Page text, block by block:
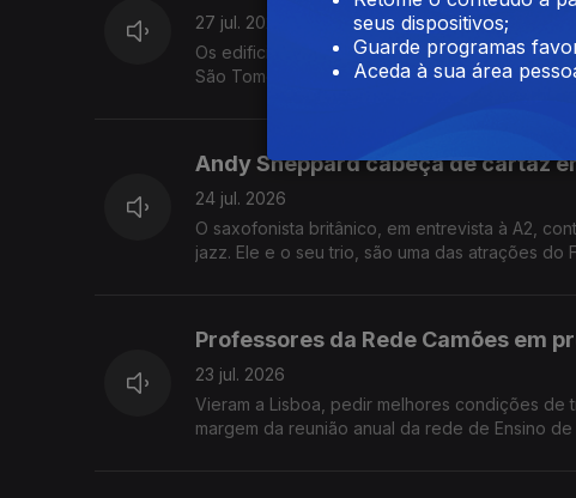
27 jul. 2026
Os edificios do século XIX são agora
São Tomé e Principe. O realizador Pedro
Andy Sheppard cabeça de cartaz
24 jul. 2026
O saxofonista britânico, em entrevista à A2,
jazz. Ele e o seu trio, são uma das atrações do
Professores da Rede Camões em
23 jul. 2026
Vieram a Lisboa, pedir melhores condições de
margem da reunião anual da rede de Ensino
seus dispositivos;
Guarde programas
Aceda à sua área